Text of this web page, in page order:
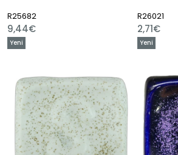
R25682
9,44€
R26021
2,71€
Yeni
Yeni